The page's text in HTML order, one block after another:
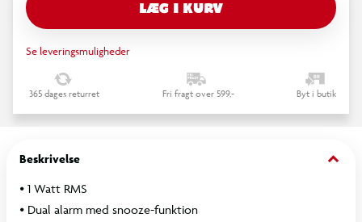
LÆG I KURV
Se leveringsmuligheder
365 dages returret Fri fragt over 599,- Byt i butik
Beskrivelse keyboard_arrow_down
⦁ 1 Watt RMS
⦁ Dual alarm med snooze-funktion